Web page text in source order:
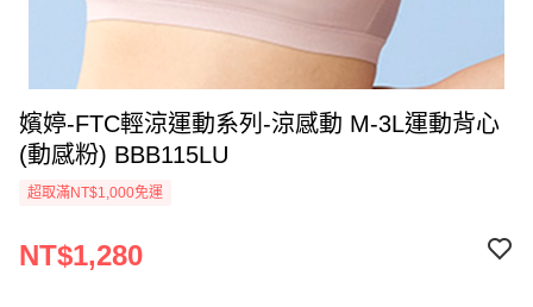
嬪婷-FTC輕涼運動系列-涼感動 M-3L運動背心
(動感粉) BBB115LU
超取滿NT$1,000免運
NT$1,280